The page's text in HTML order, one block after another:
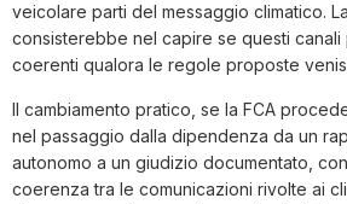
veicolare parti del messaggio climatico.
consisterebbe nel capire se questi canali
coerenti qualora le regole proposte
Il cambiamento pratico, se la FCA
nel passaggio dalla dipendenza da un
autonomo a un giudizio documentato,
coerenza tra le comunicazioni rivolte ai